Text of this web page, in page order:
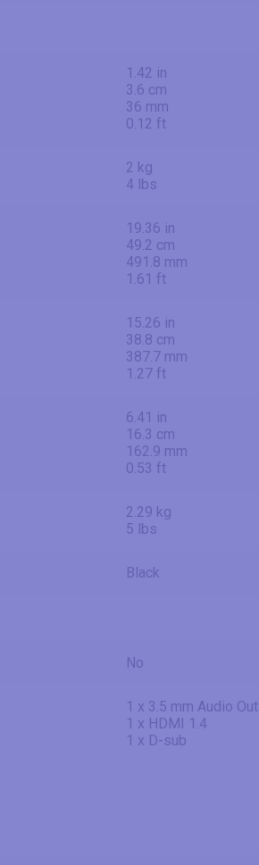
1.42 in
3.6 cm
36 mm
0.12 ft
2 kg
4 lbs
19.36 in
49.2 cm
491.8 mm
1.61 ft
15.26 in
38.8 cm
387.7 mm
1.27 ft
6.41 in
16.3 cm
162.9 mm
0.53 ft
2.29 kg
5 lbs
Black
No
1 x 3.5 mm Audio Out
1 x HDMI 1.4
1 x D-sub